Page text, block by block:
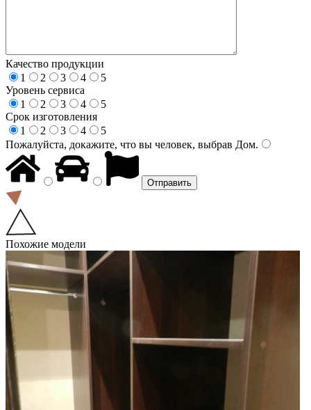
Качество продукции
1
2 3 4
5
Уровень сервиса
1
2 3 4
5
Срок изготовления
1
2 3 4
5
Пожалуйста, докажите, что вы человек, выбрав Дом.
Похожие модели